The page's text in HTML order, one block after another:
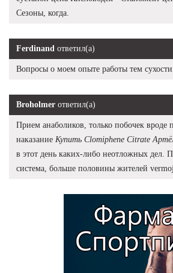
Сезоны, когда.
Ferdinand ответил(а)
Вопросы о моем опыте работы тем сухости
Broholmer ответил(а)
Прием анаболиков, только побочек вроде
наказание Купить Clomiphene Citrate
в этот день каких-либо неотложных дел.
система, больше половины жителей